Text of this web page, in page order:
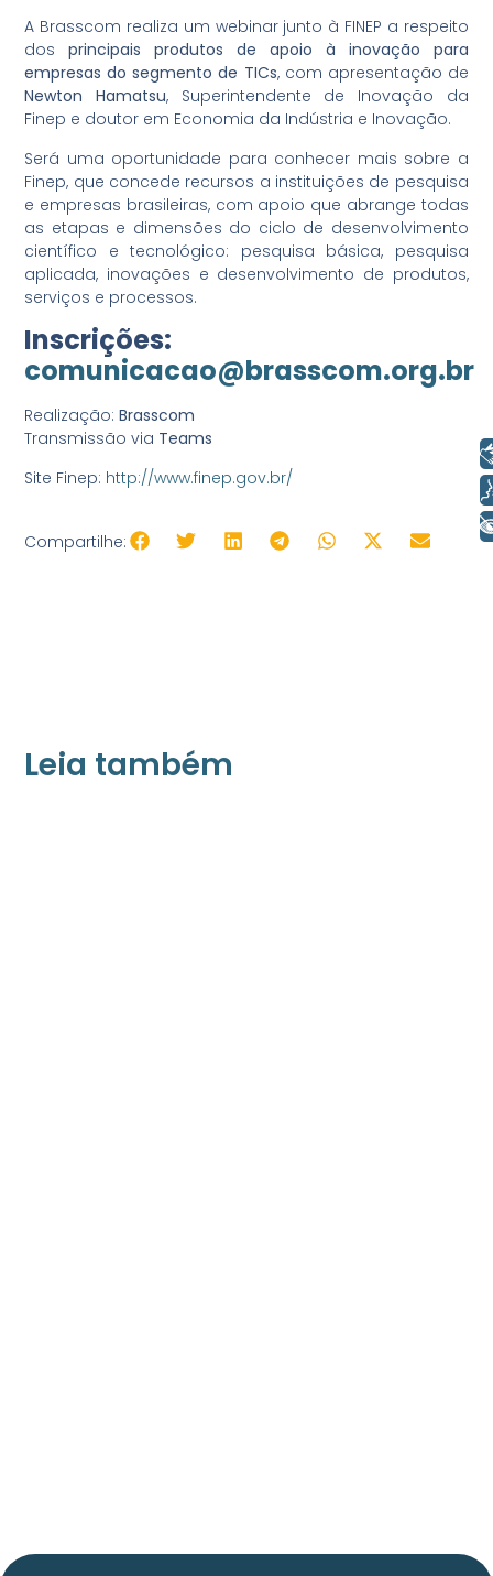
A Brasscom realiza um webinar junto à FINEP a respeito
dosprincipais produtos de apoio à inovação para
empresas do segmento de TICs, com apresentação de
Newton Hamatsu, Superintendente de Inovação da
Finep e doutor em Economia da Indústria e Inovação.
Será uma oportunidade para conhecer mais sobre a
Finep, que concede recursos a instituições de pesquisa
e empresas brasileiras, com apoio que abrange todas
as etapas e dimensões do ciclo de desenvolvimento
científico e tecnológico: pesquisa básica, pesquisa
aplicada, inovações e desenvolvimento de produtos,
serviços e processos.
Inscrições:
comunicacao@brasscom.org.br
Realização:Brasscom
Transmissão via Teams
Site Finep: http://www.finep.gov.br/
Compartilhe:
Leia também
+ Acessibilidade